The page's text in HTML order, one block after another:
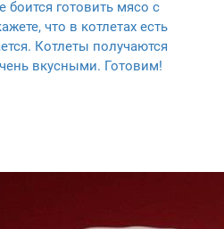
боится готовить мясо с
что в котлетах есть
Котлеты получаются
вкусными. Готовим!